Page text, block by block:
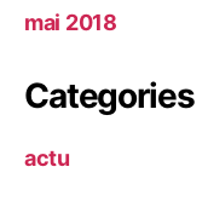
mai 2018
Categories
actu